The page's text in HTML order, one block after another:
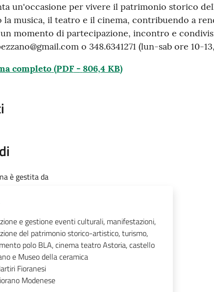
un'occasione per vivere il patrimonio storico
la musica, il teatro e il cinema, contribuendo a
momento di partecipazione, incontro e
o 348.6341271 (lun-sab ore 10-
completo(PDF- 806,4 KB)
è gestita da
e gestione eventi culturali, manifestazioni,
del patrimonio storico-artistico, turismo,
polo BLA, cinema teatro Astoria, castello
e Museo della ceramica
Fioranesi
Modenese